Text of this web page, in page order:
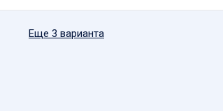
Еще 3 варианта